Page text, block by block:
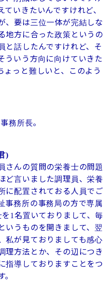
いきたいんですけれど、
、要は三位一体が完結しな
地方に合った政策というの
と話したんですけれど、そ
ういう方向に向けていきた
ょっと難しいと、このよう
所長。
)
さんの質問の栄養士の問題
ど言いました調理員、栄養
に配置されておる人員でご
事務所の事務局の方で専属
1 名置いておりまして、毎
いうものを開きまして、翌
私が見ておりましても感心
理方法とか、その辺につき
指導しておりますことをつ